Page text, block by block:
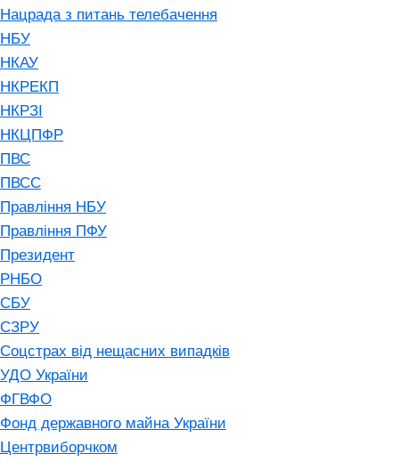
Нацрада з питань телебачення
НБУ
НКАУ
НКРЕКП
НКРЗІ
НКЦПФР
ПВС
ПВСС
Правління НБУ
Правління ПФУ
Президент
РНБО
СБУ
СЗРУ
Соцстрах від нещасних випадків
УДО України
ФГВФО
Фонд державного майна України
Центрвиборчком